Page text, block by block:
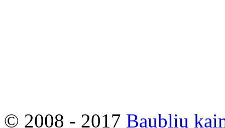
© 2008 - 2017 Baublių